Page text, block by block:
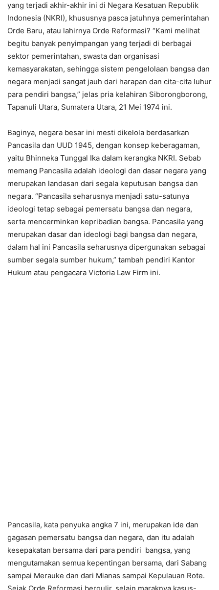
yang terjadi akhir-akhir ini di Negara Kesatuan Republik
Indonesia (NKRI), khususnya pasca jatuhnya pemerintahan
Orde Baru, atau lahirnya Orde Reformasi? “Kami melihat
begitu banyak penyimpangan yang terjadi di berbagai
sektor pemerintahan, swasta dan organisasi
kemasyarakatan, sehingga sistem pengelolaan bangsa dan
negara menjadi sangat jauh dari harapan dan cita-cita luhur
para pendiri bangsa,” jelas pria kelahiran Siborongborong,
Tapanuli Utara, Sumatera Utara, 21 Mei 1974 ini.
Baginya, negara besar ini mesti dikelola berdasarkan
Pancasila dan UUD 1945, dengan konsep keberagaman,
yaitu Bhinneka Tunggal Ika dalam kerangka NKRI. Sebab
memang Pancasila adalah ideologi dan dasar negara yang
merupakan landasan dari segala keputusan bangsa dan
negara. “Pancasila seharusnya menjadi satu-satunya
ideologi tetap sebagai pemersatu bangsa dan negara,
serta mencerminkan kepribadian bangsa. Pancasila yang
merupakan dasar dan ideologi bagi bangsa dan negara,
dalam hal ini Pancasila seharusnya dipergunakan sebagai
sumber segala sumber hukum,” tambah pendiri Kantor
Hukum atau pengacara Victoria Law Firm ini.
Pancasila, kata penyuka angka 7 ini, merupakan ide dan
gagasan pemersatu bangsa dan negara, dan itu adalah
kesepakatan bersama dari para pendiri bangsa, yang
mengutamakan semua kepentingan bersama, dari Sabang
sampai Merauke dan dari Mianas sampai Kepulauan Rote.